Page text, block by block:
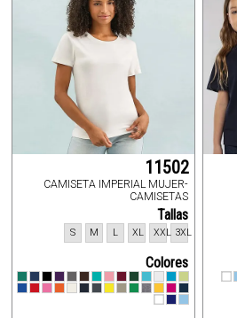
11502
CAMISETA IMPERIAL MUJER-
CAMISETAS
Tallas
3XL
XXL
XL
L
M
S
Colores